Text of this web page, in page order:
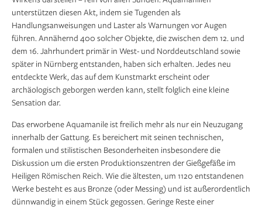
unterstützen diesen Akt, indem sie Tugenden als
Handlungsanweisungen und Laster als Warnungen vor Augen
führen. Annähernd 400 solcher Objekte, die zwischen dem 12. und
dem 16. Jahrhundert primär in West- und Norddeutschland sowie
später in Nürnberg entstanden, haben sich erhalten. Jedes neu
entdeckte Werk, das auf dem Kunstmarkt erscheint oder
archäologisch geborgen werden kann, stellt folglich eine kleine
Sensation dar.
Das erworbene Aquamanile ist freilich mehr als nur ein Neuzugang
innerhalb der Gattung. Es bereichert mit seinen technischen,
formalen und stilistischen Besonderheiten insbesondere die
Diskussion um die ersten Produktionszentren der Gießgefäße im
Heiligen Römischen Reich. Wie die ältesten, um 1120 entstandenen
Werke besteht es aus Bronze (oder Messing) und ist außerordentlich
dünnwandig in einem Stück gegossen. Geringe Reste einer